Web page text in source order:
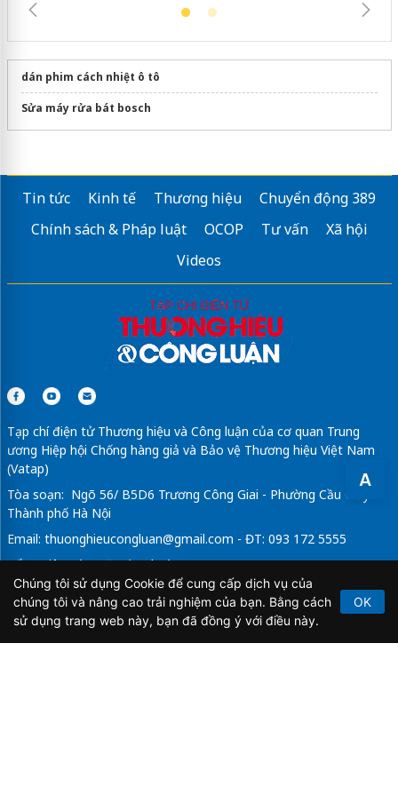
A
dán phim cách nhiệt ô tô
Sửa máy rửa bát bosch
Tin tức Kinh tế Thương hiệu
Chuyển động 389
Chính sách & Pháp luật
OCOP Tư vấn
Xã hội
Videos
Tạp chí điện tử Thương hiệu và Công luận của cơ quan Trung
ương Hiệp hội Chống hàng giả và Bảo vệ Thương hiệu Việt Nam
(Vatap)
Tòa soạn: Ngõ 56/ B5D6 Trương Công Giai - Phường Cầu Giấy -
Thành phố Hà Nội
Email: thuonghieucongluan@gmail.com - ĐT: 093 172 5555
Tổng Biên Tập: Vũ Đức Thuận
Giấy phép hoạt động báo chí điện tử số 64/GP-BTTTT do Bộ
Thông tin và Truyền thông cấp ngày 21/2/2020.
Chúng tôi sử dụng Cookie để cung cấp dịch vụ của
chúng tôi và nâng cao trải nghiệm của bạn. Bằng cách
sử dụng trang web này, bạn đã đồng ý với điều này.
OK